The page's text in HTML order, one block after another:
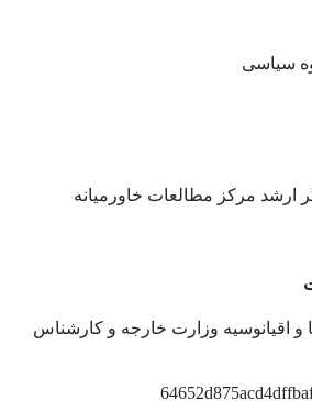
سیاسی
ارشد مرکز مطالعات خاورمیانه
و اقیانوسیه وزارت خارجه و کارشناس